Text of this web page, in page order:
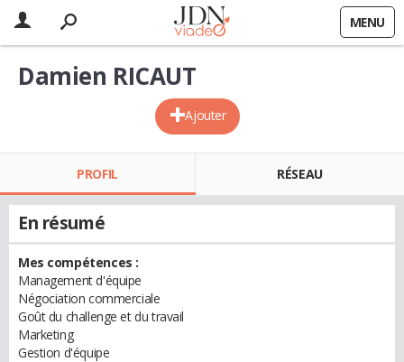
MENU
Ajouter
Damien RICAUT
PROFIL RÉSEAU
En résumé
Mes compétences :
Management d'équipe
Négociation commerciale
Goût du challenge et du travail
Marketing
Gestion d'équipe